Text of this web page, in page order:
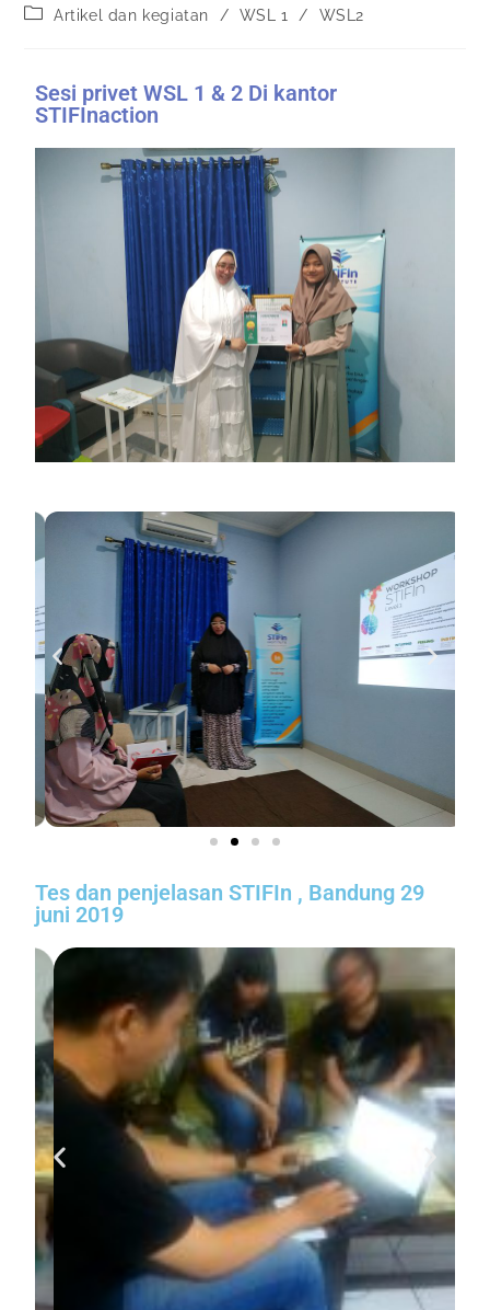
Artikel dan kegiatan
/ WSL 1 / WSL2
Sesi privet WSL 1 & 2 Di kantor
STIFInaction
Tes dan penjelasan STIFIn , Bandung 29
juni 2019